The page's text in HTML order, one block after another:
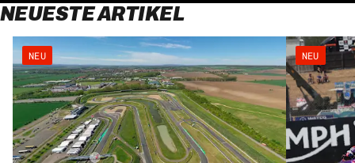
NEUESTE ARTIKEL
NEU NEU